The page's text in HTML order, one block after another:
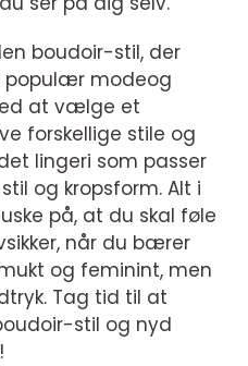
boudoir-stil, der
populær modeog
at vælge et
forskellige stile og
lingeri som passer
og kropsform. Alt i
på, at du skal føle
når du bærer
og feminint, men
Tag tid til at
stil og nyd